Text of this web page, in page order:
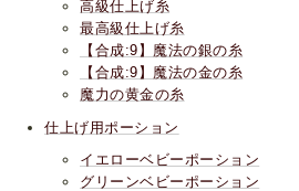
高級仕上げ糸
最高級仕上げ糸
【合成:9】魔法の銀の糸
【合成:9】魔法の金の糸
魔力の黄金の糸
仕上げ用ポーション
イエローベビーポーション
グリーンベビーポーション